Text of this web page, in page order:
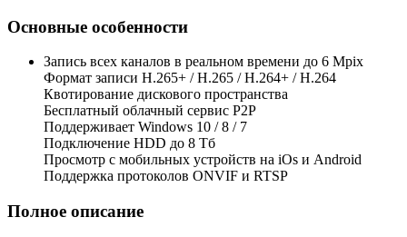
Основные особенности
Запись всех каналов в реальном времени до 6 Mpix
Формат записи H.265+ / H.265 / H.264+ / H.264
Квотирование дискового пространства
Бесплатный облачный сервис Р2Р
Поддерживает Windows 10 / 8 / 7
Подключение HDD до 8 Тб
Просмотр с мобильных устройств на iOs и Android
Поддержка протоколов ONVIF и RTSP
Полное описание